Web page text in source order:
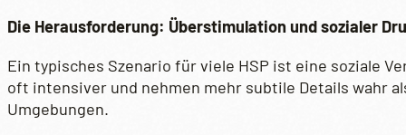
Die Herausforderung: Überstimulation und sozialer
Ein typisches Szenario für viele HSP ist eine soziale
oft intensiver und nehmen mehr subtile Details wahr
Umgebungen.